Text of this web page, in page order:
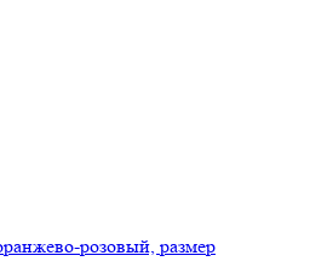
розовый, размер